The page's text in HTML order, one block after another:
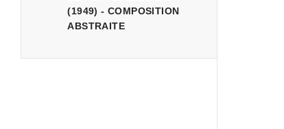
(1949) - COMPOSITION
ABSTRAITE